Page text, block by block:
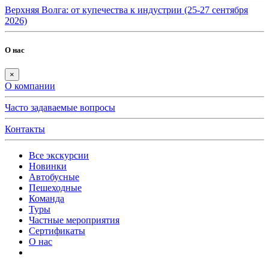
Верхняя Волга: от купечества к индустрии (25-27 сентября
2026)
О нас
×
О компании
Часто задаваемые вопросы
Контакты
Все экскурсии
Новинки
Автобусные
Пешеходные
Команда
Туры
Частные мероприятия
Сертификаты
О нас